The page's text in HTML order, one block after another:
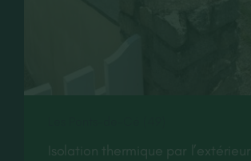
Isolation thermique par l’extérieur